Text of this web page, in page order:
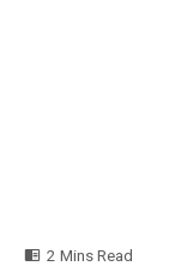
2 Mins Read